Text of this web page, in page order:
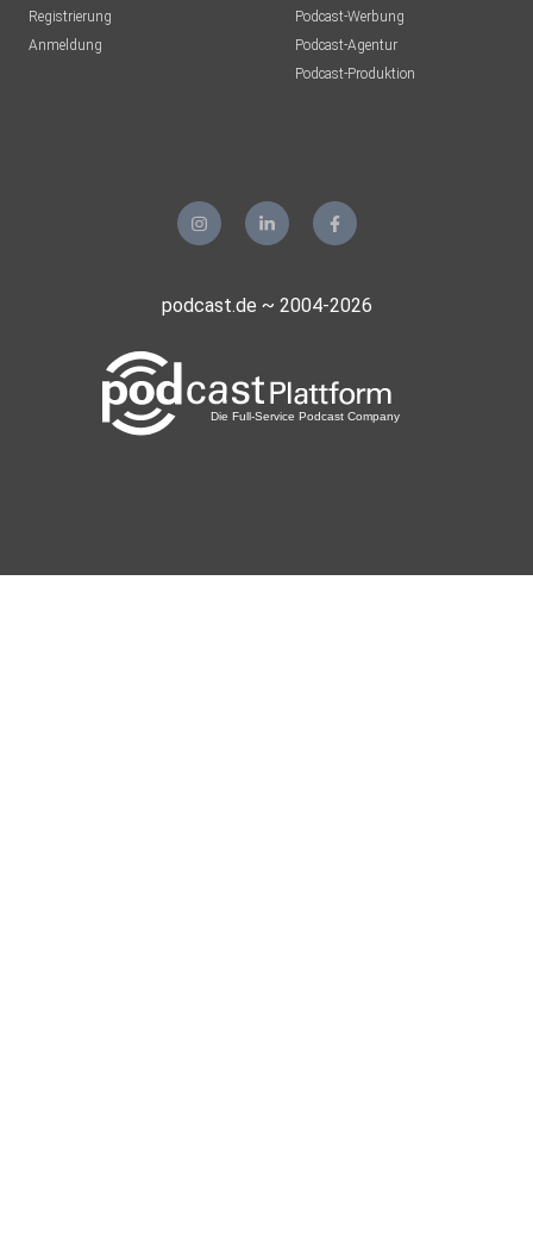
https://www.xing.com/profile/Tobias_Krick3
Registrierung
Anmeldung
Podcast-Werbung
Podcast-Agentur
Podcast-Produktion
podcast.de ~ 2004-2026